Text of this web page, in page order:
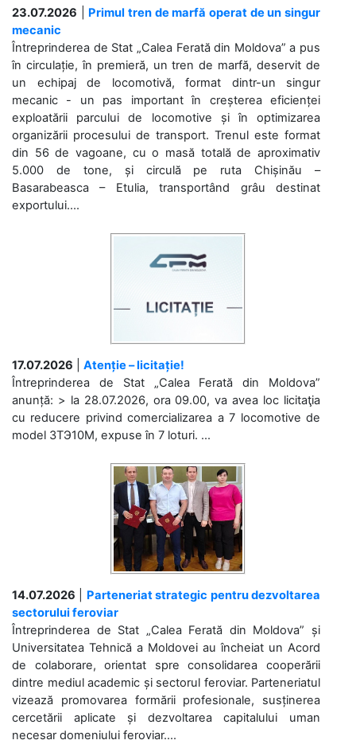
23.07.2026
Primul tren de marfă operat de un singur
mecanic
Întreprinderea de Stat „Calea Ferată din Moldova” a pus
în circulație, în premieră, un tren de marfă, deservit de
un echipaj de locomotivă, format dintr-un singur
mecanic - un pas important în creșterea eficienței
exploatării parcului de locomotive și în optimizarea
organizării procesului de transport. Trenul este format
din 56 de vagoane, cu o masă totală de aproximativ
5.000 de tone, și circulă pe ruta Chișinău –
Basarabeasca – Etulia, transportând grâu destinat
exportului....
17.07.2026
Atenție – licitație!
Întreprinderea de Stat „Calea Ferată din Moldova”
anunță: > la 28.07.2026, ora 09.00, va avea loc licitaţia
cu reducere privind comercializarea a 7 locomotive de
model 3ТЭ10М, expuse în 7 loturi. ...
14.07.2026
Parteneriat strategic pentru dezvoltarea
sectorului feroviar
Întreprinderea de Stat „Calea Ferată din Moldova” și
Universitatea Tehnică a Moldovei au încheiat un Acord
de colaborare, orientat spre consolidarea cooperării
dintre mediul academic și sectorul feroviar. Parteneriatul
vizează promovarea formării profesionale, susținerea
cercetării aplicate și dezvoltarea capitalului uman
necesar domeniului feroviar....